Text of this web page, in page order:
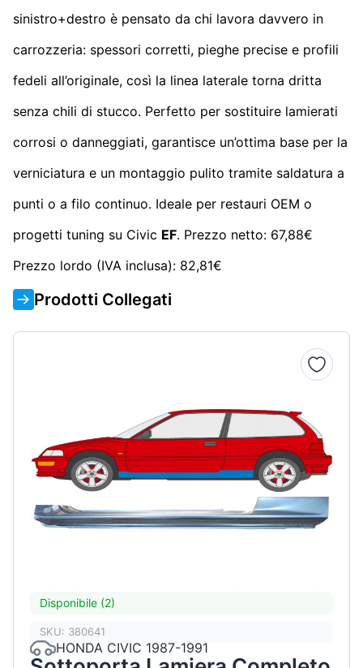
sinistro+destro è pensato da chi lavora davvero in
carrozzeria: spessori corretti, pieghe precise e profili
fedeli all’originale, così la linea laterale torna dritta
senza chili di stucco. Perfetto per sostituire lamierati
corrosi o danneggiati, garantisce un’ottima base per la
verniciatura e un montaggio pulito tramite saldatura a
punti o a filo continuo. Ideale per restauri OEM o
progetti tuning su Civic EF. Prezzo netto: 67,88€
Prezzo lordo (IVA inclusa): 82,81€
Prodotti Collegati
Disponibile (2)
SKU: 380641
HONDA CIVIC 1987-1991